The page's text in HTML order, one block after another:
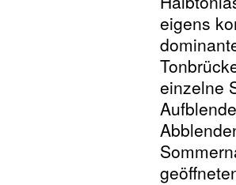
eigens
einzelne